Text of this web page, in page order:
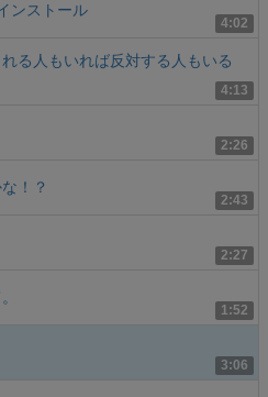
4:02
ンストール
4:13
る人もいれば反対する人もいる
2:26
2:43
！？
2:27
1:52
3:06